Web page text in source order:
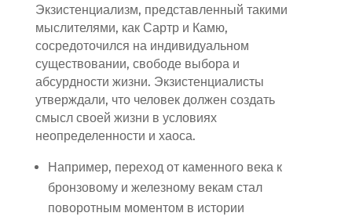
Экзистенциализм, представленный такими
мыслителями, как Сартр и Камю,
сосредоточился на индивидуальном
существовании, свободе выбора и
абсурдности жизни. Экзистенциалисты
утверждали, что человек должен создать
смысл своей жизни в условиях
неопределенности и хаоса.
Например, переход от каменного века к
бронзовому и железному векам стал
поворотным моментом в истории